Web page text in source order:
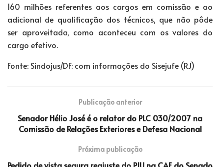
160 milhões referentes aos cargos em comissão e ao
adicional de qualificação dos técnicos, que não pôde
ser aproveitada, como aconteceu com os valores do
cargo efetivo.
Fonte: Sindojus/DF: com informações do Sisejufe (RJ)
Publicação anterior
Senador Hélio José é o relator do PLC 030/2007 na
Comissão de Relações Exteriores e Defesa Nacional
Próxima publicação